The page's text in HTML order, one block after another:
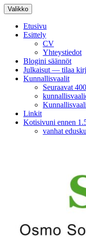
Siirry
sisältöön
Valikko
Etusivu
Esittely
CV
Yhteystiedot
Blogini säännöt
Julkaisut — tilaa
Kunnallisvaalit
Seuraavat
Linkit
Kotisivuni ennen
vanhat